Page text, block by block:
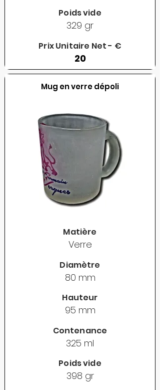
Poids vide
329 gr
Prix Unitaire Net - €
20
Mug en verre dépoli
Matière
Verre
Diamètre
80 mm
Hauteur
95 mm
Contenance
325 ml
Poids vide
398 gr